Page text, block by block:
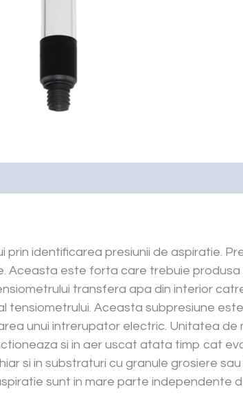
prin identificarea presiunii de aspiratie.
Aceasta este forta care trebuie
transfera apa din interior
tensiometrului. Aceasta subpresiune
unui intrerupator electric. Unitatea de
si in aer uscat atata timp cat
si in substraturi cu granule grosiere
sunt in mare parte independente